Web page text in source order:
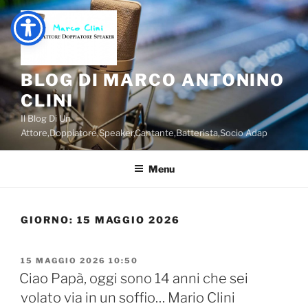
Salta
al
contenuto
BLOG DI MARCO ANTONINO
CLINI
Il Blog Di Un
Attore,Doppiatore,Speaker,Cantante,Batterista,Socio Adap
Menu
GIORNO: 15 MAGGIO 2026
PUBBLICATO
IL
15 MAGGIO 2026 10:50
Ciao Papà, oggi sono 14 anni che sei
volato via in un soffio… Mario Clini